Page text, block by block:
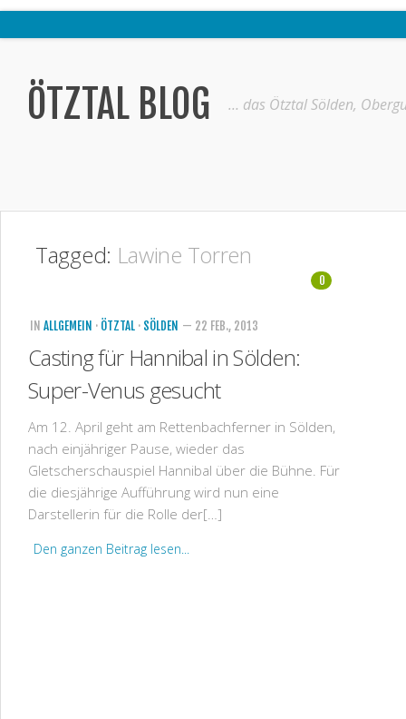
Ötztal
Interviews
Kostenloser Bustransfer ins Gletscherskigebiet von Sölden
Kontakt
Datenschutzerklärung
ÖTZTAL BLOG … das Ötztal Sölden,
Tagged: Lawine Torren
0
IN ALLGEMEIN · ÖTZTAL · SÖLDEN — 22 FEB., 2013
Casting für Hannibal in Sölden:
Super-Venus gesucht
Am 12. April geht am Rettenbachferner in Sölden,
nach einjähriger Pause, wieder das
Gletscherschauspiel Hannibal über die Bühne. Für
die diesjährige Aufführung wird nun eine
Darstellerin für die Rolle der[…]
Den ganzen Beitrag lesen...